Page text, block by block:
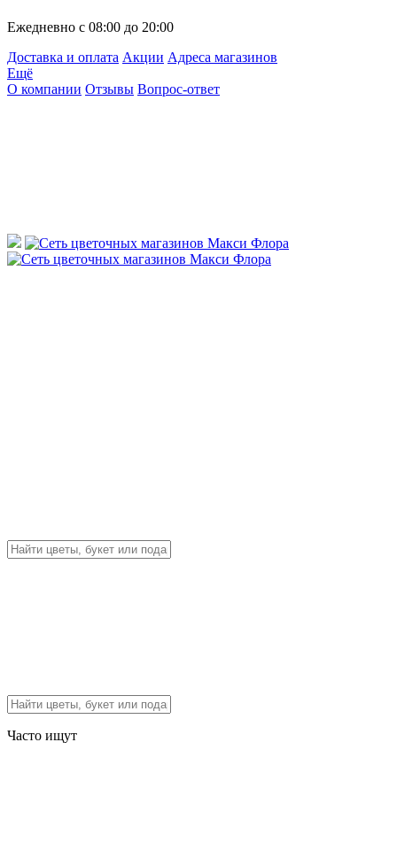
Ежедневно с 08:00 до 20:00
Доставка и оплата Акции Адреса магазинов
Ещё
О компании Отзывы Вопрос-ответ
Часто ищут